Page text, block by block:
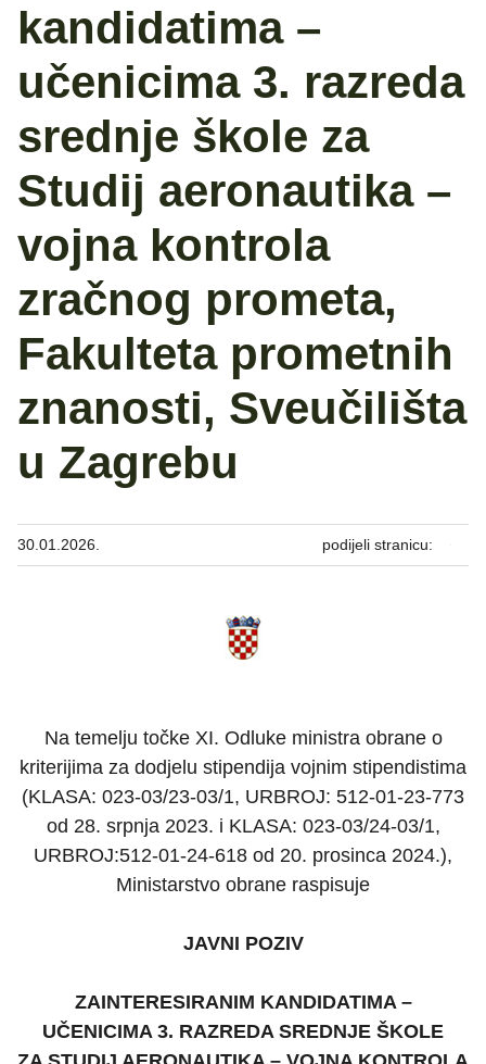
kandidatima –
učenicima 3. razreda
srednje škole za
Studij aeronautika –
vojna kontrola
zračnog prometa,
Fakulteta prometnih
znanosti, Sveučilišta
u Zagrebu
30.01.2026. podijeli stranicu:
Na temelju točke XI. Odluke ministra obrane o
kriterijima za dodjelu stipendija vojnim stipendistima
(KLASA: 023-03/23-03/1, URBROJ: 512-01-23-773
od 28. srpnja 2023. i KLASA: 023-03/24-03/1,
URBROJ:512-01-24-618 od 20. prosinca 2024.),
Ministarstvo obrane raspisuje
JAVNI POZIV
ZAINTERESIRANIM KANDIDATIMA –
UČENICIMA 3. RAZREDA SREDNJE ŠKOLE